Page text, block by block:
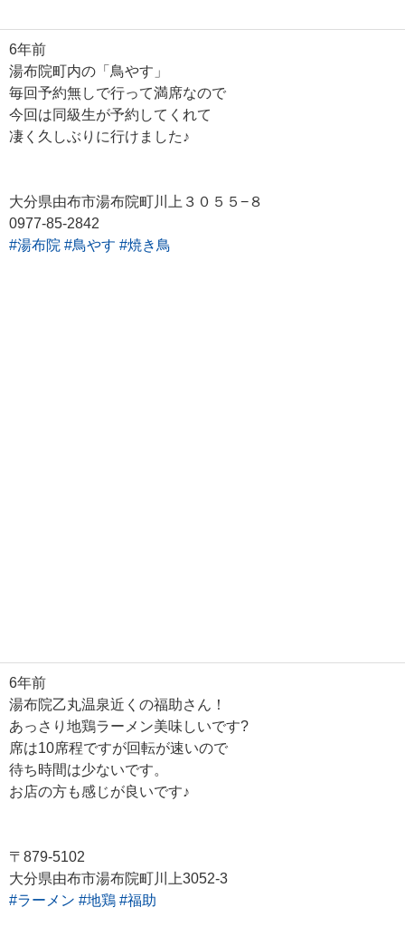
6年前
湯布院町内の「鳥やす」
毎回予約無しで行って満席なので
今回は同級生が予約してくれて
凄く久しぶりに行けました♪
大分県由布市湯布院町川上３０５５−８
0977-85-2842
#湯布院 #鳥やす #焼き鳥
6年前
湯布院乙丸温泉近くの福助さん！
あっさり地鶏ラーメン美味しいです?
席は10席程ですが回転が速いので
待ち時間は少ないです。
お店の方も感じが良いです♪
〒879-5102
大分県由布市湯布院町川上3052-3
#ラーメン #地鶏 #福助